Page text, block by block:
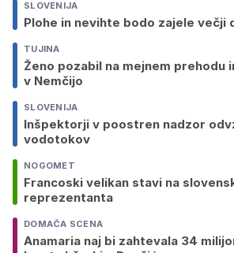
SLOVENIJA
Plohe in nevihte bodo zajele večji
TUJINA
Ženo pozabil na mejnem prehodu
v Nemčijo
SLOVENIJA
Inšpektorji v poostren nadzor
vodotokov
NOGOMET
Francoski velikan stavi na
reprezentanta
DOMAČA SCENA
Anamaria naj bi zahtevala 34